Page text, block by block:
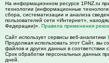
На информационном ресурсе 1PNZ.ru
технологии (информационные
сбора, систематизации и анализа
пользователей сети «Интернет»,
Федерации)». Правила применения
Сайт использует сервисы веб-аналитики
Продолжая использовать этот Сайт, вы
файлов и других данных в соответствии
Срок обработки персональных данных
дней.